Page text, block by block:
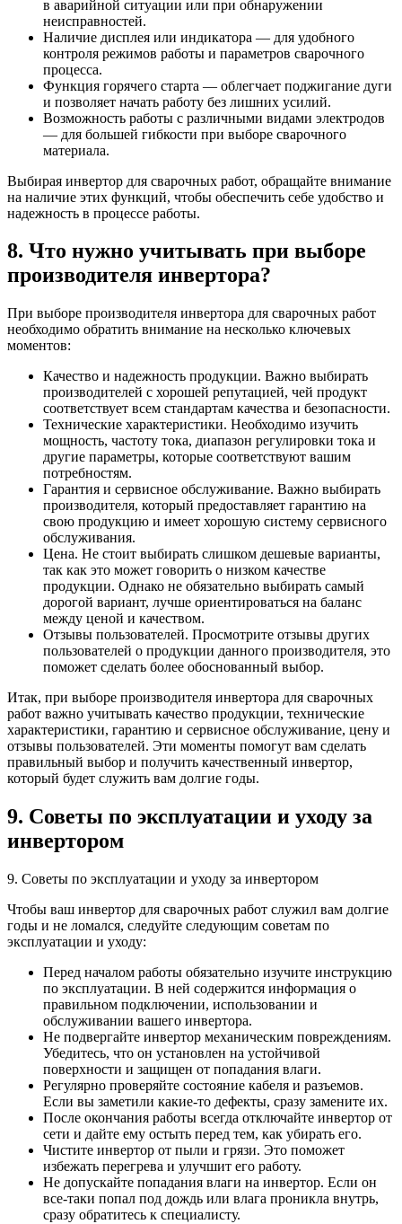
в аварийной ситуации или при обнаружении
неисправностей.
Наличие дисплея или индикатора — для удобного
контроля режимов работы и параметров сварочного
процесса.
Функция горячего старта — облегчает поджигание дуги
и позволяет начать работу без лишних усилий.
Возможность работы с различными видами электродов
— для большей гибкости при выборе сварочного
материала.
Выбирая инвертор для сварочных работ, обращайте внимание
на наличие этих функций, чтобы обеспечить себе удобство и
надежность в процессе работы.
8. Что нужно учитывать при выборе
производителя инвертора?
При выборе производителя инвертора для сварочных работ
необходимо обратить внимание на несколько ключевых
моментов:
Качество и надежность продукции. Важно выбирать
производителей с хорошей репутацией, чей продукт
соответствует всем стандартам качества и безопасности.
Технические характеристики. Необходимо изучить
мощность, частоту тока, диапазон регулировки тока и
другие параметры, которые соответствуют вашим
потребностям.
Гарантия и сервисное обслуживание. Важно выбирать
производителя, который предоставляет гарантию на
свою продукцию и имеет хорошую систему сервисного
обслуживания.
Цена. Не стоит выбирать слишком дешевые варианты,
так как это может говорить о низком качестве
продукции. Однако не обязательно выбирать самый
дорогой вариант, лучше ориентироваться на баланс
между ценой и качеством.
Отзывы пользователей. Просмотрите отзывы других
пользователей о продукции данного производителя, это
поможет сделать более обоснованный выбор.
Итак, при выборе производителя инвертора для сварочных
работ важно учитывать качество продукции, технические
характеристики, гарантию и сервисное обслуживание, цену и
отзывы пользователей. Эти моменты помогут вам сделать
правильный выбор и получить качественный инвертор,
который будет служить вам долгие годы.
9. Советы по эксплуатации и уходу за
инвертором
9. Советы по эксплуатации и уходу за инвертором
Чтобы ваш инвертор для сварочных работ служил вам долгие
годы и не ломался, следуйте следующим советам по
эксплуатации и уходу:
Перед началом работы обязательно изучите инструкцию
по эксплуатации. В ней содержится информация о
правильном подключении, использовании и
обслуживании вашего инвертора.
Не подвергайте инвертор механическим повреждениям.
Убедитесь, что он установлен на устойчивой
поверхности и защищен от попадания влаги.
Регулярно проверяйте состояние кабеля и разъемов.
Если вы заметили какие-то дефекты, сразу замените их.
После окончания работы всегда отключайте инвертор от
сети и дайте ему остыть перед тем, как убирать его.
Чистите инвертор от пыли и грязи. Это поможет
избежать перегрева и улучшит его работу.
Не допускайте попадания влаги на инвертор. Если он
все-таки попал под дождь или влага проникла внутрь,
сразу обратитесь к специалисту.